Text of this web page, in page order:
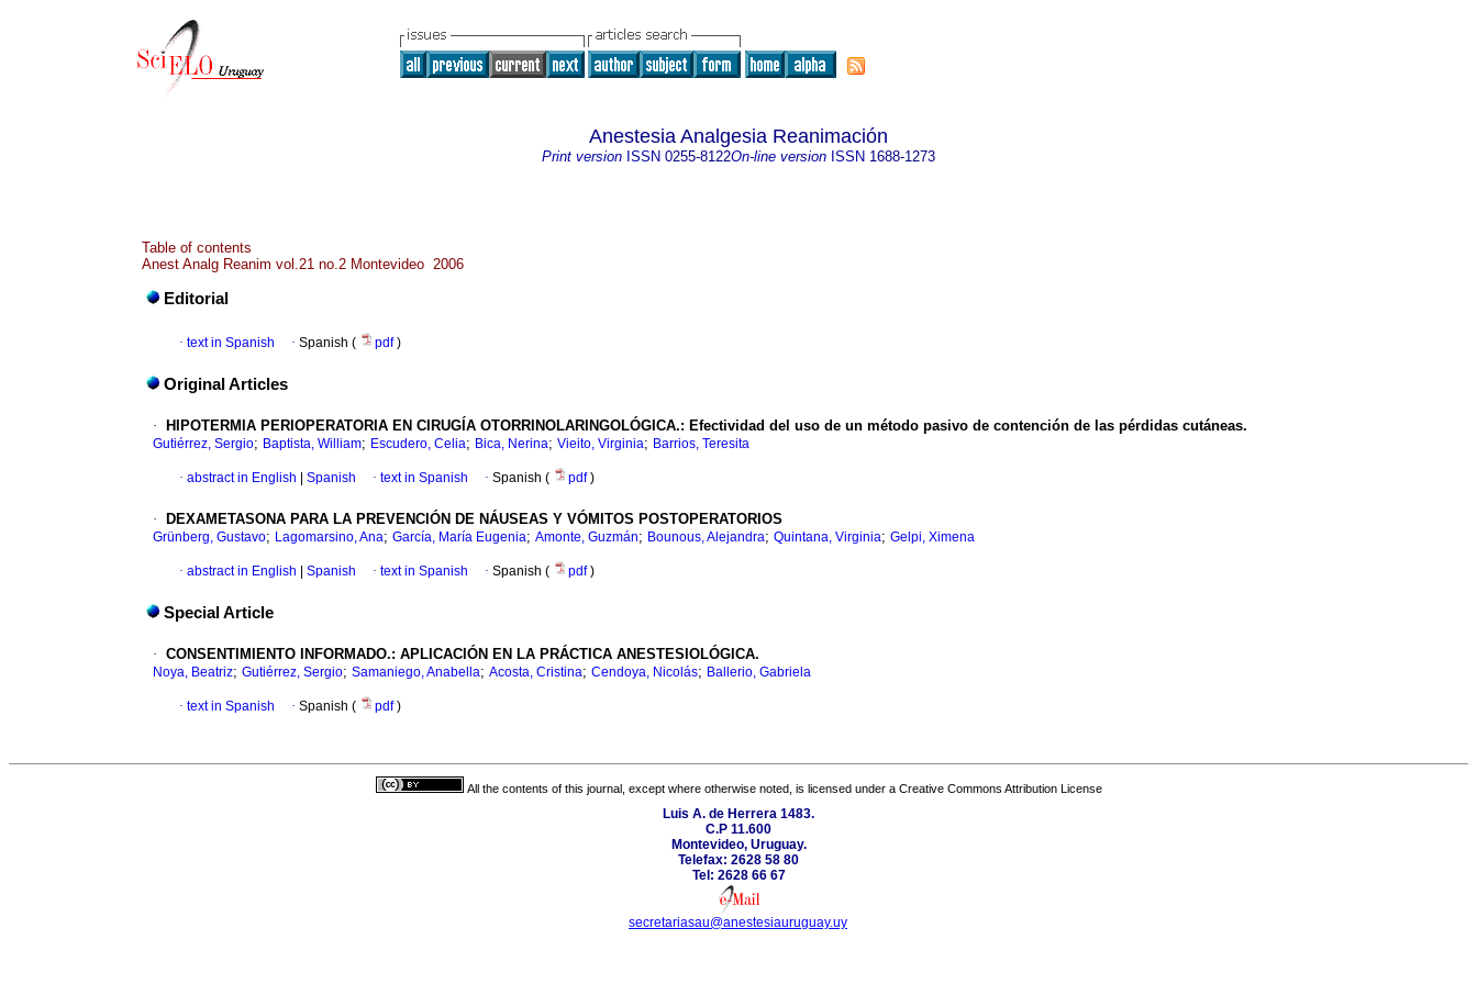
Anestesia Analgesia Reanimación
Print version ISSN 0255-8122On-line version ISSN 1688-1273
Table of contents
Anest Analg Reanim vol.21 no.2 Montevideo 2006
Editorial
· text in Spanish · Spanish ( pdf)
Original Articles
· HIPOTERMIA PERIOPERATORIA EN CIRUGÍA OTORRINOLARINGOLÓGICA.: Efectividad del uso de un método pasivo de contención de las pérdidas cutáneas.
Gutiérrez, Sergio; Baptista, William; Escudero, Celia; Bica, Nerina; Vieito, Virginia; Barrios, Teresita
· abstract in English Spanish · text in Spanish · Spanish ( pdf)
· DEXAMETASONA PARA LA PREVENCIÓN DE NÁUSEAS Y VÓMITOS POSTOPERATORIOS
Grünberg, Gustavo; Lagomarsino, Ana; García, María Eugenia; Amonte, Guzmán; Bounous, Alejandra; Quintana, Virginia; Gelpi, Ximena
· abstract in English Spanish · text in Spanish · Spanish ( pdf)
Special Article
· CONSENTIMIENTO INFORMADO.: APLICACIÓN EN LA PRÁCTICA ANESTESIOLÓGICA.
Noya, Beatriz; Gutiérrez, Sergio; Samaniego, Anabella; Acosta, Cristina; Cendoya, Nicolás; Ballerio, Gabriela
· text in Spanish · Spanish ( pdf)
All the contents of this journal, except where otherwise noted, is licensed under a Creative Commons Attribution License
Luis A. de Herrera 1483.
C.P 11.600
Montevideo, Uruguay.
Telefax: 2628 58 80
Tel: 2628 66 67
secretariasau@anestesiauruguay.uy